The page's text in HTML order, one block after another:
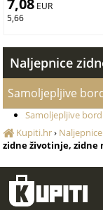
EUR
5,66
Naljepnice
Samoljepljive
Samoljepljive
Kupiti.hr›
zidne životinje, zidne